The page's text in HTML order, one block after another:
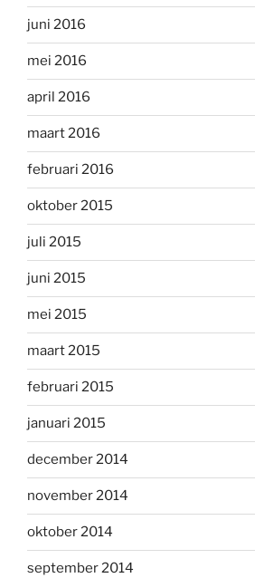
juni 2016
mei 2016
april 2016
maart 2016
februari 2016
oktober 2015
juli 2015
juni 2015
mei 2015
maart 2015
februari 2015
januari 2015
december 2014
november 2014
oktober 2014
september 2014